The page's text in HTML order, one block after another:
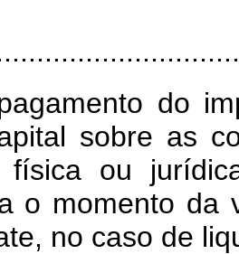
do
sobre as
física ou
o momento da
no caso de